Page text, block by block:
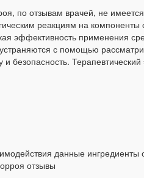
по отзывам врачей, не
реакциям на компоненты
эффективность применения
с помощью
и безопасность.
данные
отзывы